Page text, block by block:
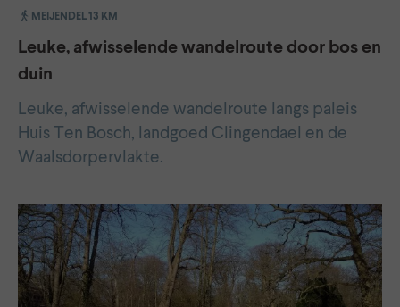
MEIJENDEL 13 KM
Leuke, afwisselende wandelroute door bos en
duin
Leuke, afwisselende wandelroute langs paleis
Huis Ten Bosch, landgoed Clingendael en de
Waalsdorpervlakte.